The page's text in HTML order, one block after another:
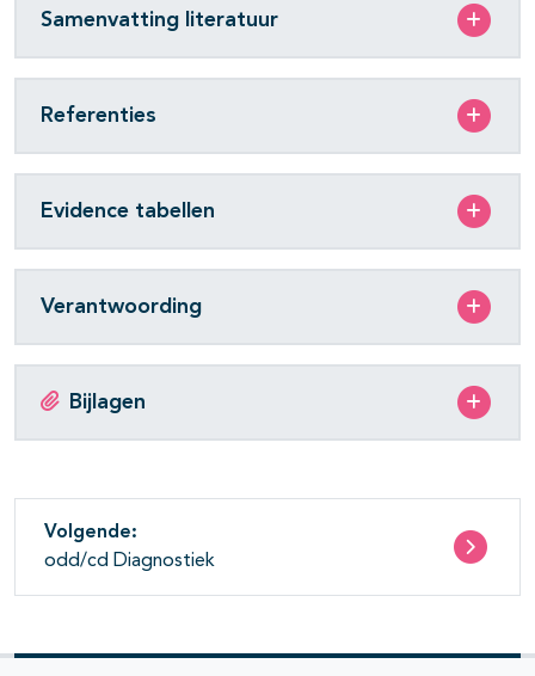
Samenvatting literatuur
Referenties
Evidence tabellen
Verantwoording
Bijlagen
Volgende:
odd/cd Diagnostiek